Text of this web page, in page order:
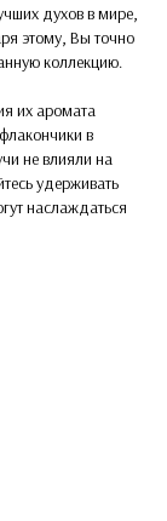
духов в мире,
этому, Вы точно
коллекцию.
их аромата
в
не влияли на
удерживать
наслаждаться